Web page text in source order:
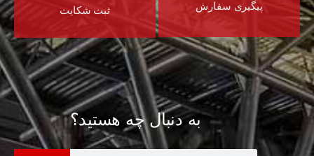
پیگیری سفارش ثبت شکایت
به دنبال چه هستید؟